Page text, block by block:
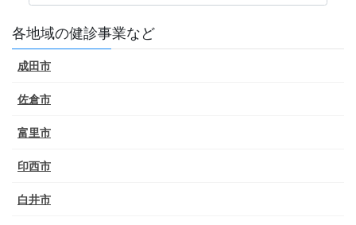
各地域の健診事業など
成田市
佐倉市
富里市
印西市
白井市